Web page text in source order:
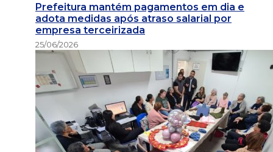
Prefeitura mantém pagamentos em dia e
adota medidas após atraso salarial por
empresa terceirizada
25/06/2026